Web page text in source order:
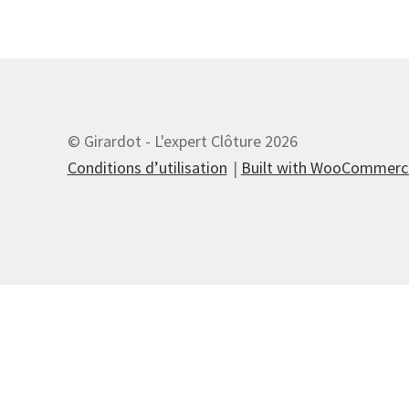
© Girardot - L'expert Clôture 2026
Conditions d’utilisation
Built with